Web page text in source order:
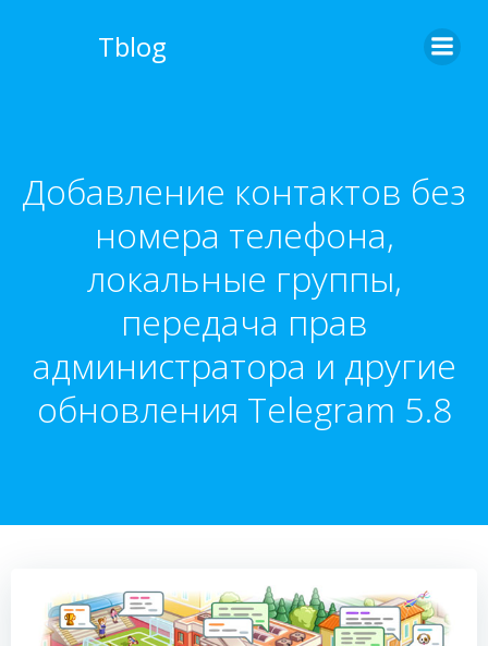
Tblog
Добавление контактов без
номера телефона,
локальные группы,
передача прав
администратора и другие
обновления Telegram 5.8